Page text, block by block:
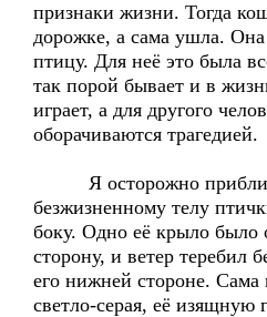
признаки жизни. Тогда
дорожке, а сама ушла. Она
птицу. Для неё это была
так порой бывает и в
играет, а для другого
оборачиваются трагедией.
Я осторожно
безжизненному телу
боку. Одно её крыло было
сторону, и ветер теребил
его нижней стороне. Сама
светло-серая, её изящную